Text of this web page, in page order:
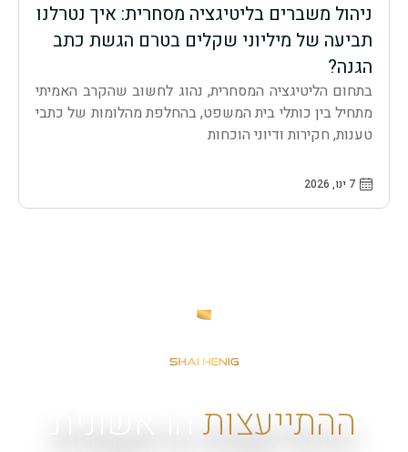
ניהול משברים בליטיגציה מסחרית: איך נטרלנו
תביעה של מיליוני שקלים בטרם הגשת כתב
הגנה?
בתחום הליטיגציה המסחרית, נהוג לחשוב שהקרב האמיתי
מתחיל בין כותלי בית המשפט, בהחלפת מהלומות של כתבי
טענות, חקירות ודיוני הוכחות
7 ינו, 2026
ההתייעצות הראשונית